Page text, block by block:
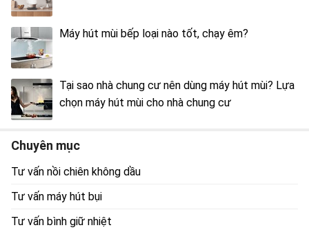
Máy hút mùi bếp loại nào tốt, chạy êm?
Tại sao nhà chung cư nên dùng máy hút mùi? Lựa
chọn máy hút mùi cho nhà chung cư
Chuyên mục
Tư vấn nồi chiên không dầu
Tư vấn máy hút bụi
Tư vấn bình giữ nhiệt